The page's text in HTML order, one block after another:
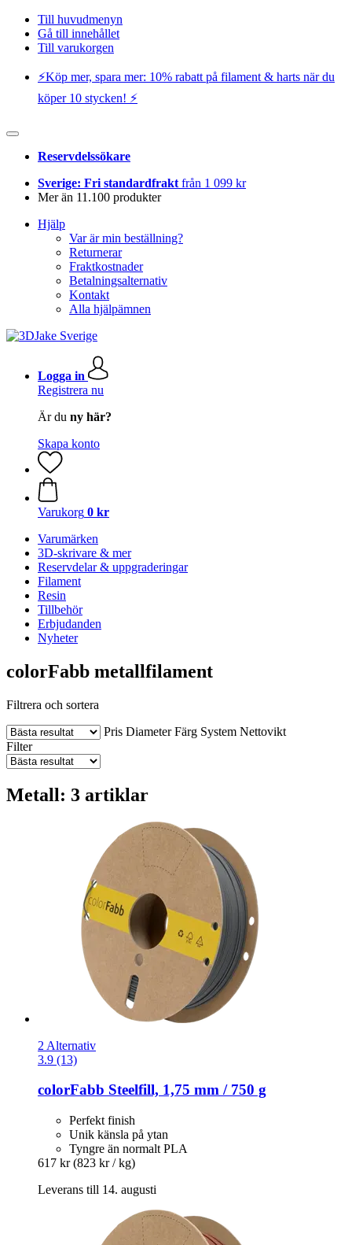
Till huvudmenyn
Gå till innehållet
Till varukorgen
⚡️Köp mer, spara mer: 10% rabatt på filament & harts när du
köper 10 stycken! ⚡️
Reservdelssökare
Sverige: Fri standardfrakt från 1 099 kr
Mer än 11.100 produkter
Hjälp
Var är min beställning?
Returnerar
Fraktkostnader
Betalningsalternativ
Kontakt
Alla hjälpämnen
Logga in
Registrera nu
Är du ny här?
Skapa konto
Varukorg 0 kr
Varumärken
3D-skrivare & mer
Reservdelar & uppgraderingar
Filament
Resin
Tillbehör
Erbjudanden
Nyheter
colorFabb metallfilament
Filtrera och sortera
Pris Diameter Färg System Nettovikt
Filter
Metall: 3 artiklar
2 Alternativ
3.9 (13)
colorFabb Steelfill, 1,75 mm / 750 g
Perfekt finish
Unik känsla på ytan
Tyngre än normalt PLA
617 kr (823 kr / kg)
Leverans till 14. augusti